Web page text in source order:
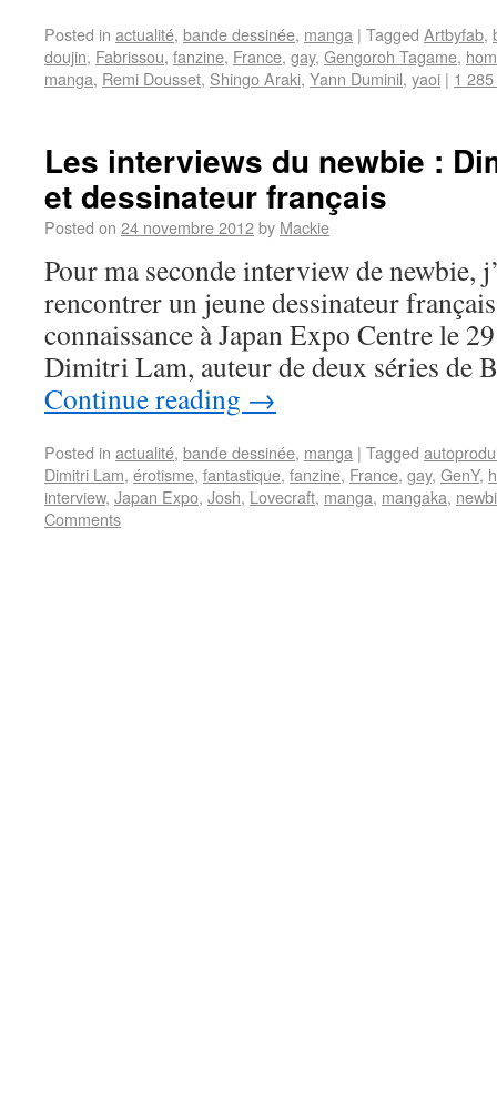
Posted in actualité, bande dessinée, manga | Tagged Artbyfab,
doujin, Fabrissou, fanzine, France, gay, Gengoroh Tagame,
manga, Remi Dousset, Shingo Araki, Yann Duminil, yaoi | 1
Les interviews du newbie :
et dessinateur français
Posted on 24 novembre 2012by Mackie
Pour ma seconde interview de newbie,
rencontrer un jeune dessinateur
connaissance à Japan Expo Centre le
Dimitri Lam, auteur de deux séries de
Continue reading →
Posted in actualité, bande dessinée, manga | Tagged
Dimitri Lam, érotisme, fantastique, fanzine, France, gay, GenY,
interview, Japan Expo, Josh, Lovecraft, manga, mangaka,
Comments